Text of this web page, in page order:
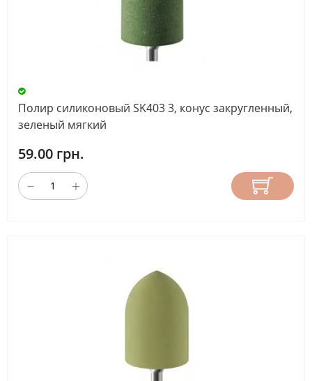
Полир силиконовый SK403 3, конус закругленный,
зеленый мягкий
59.00 грн.